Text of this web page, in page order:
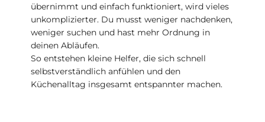
übernimmt und einfach funktioniert, wird vieles
unkomplizierter. Du musst weniger nachdenken,
weniger suchen und hast mehr Ordnung in
deinen Abläufen.
So entstehen kleine Helfer, die sich schnell
selbstverständlich anfühlen und den
Küchenalltag insgesamt entspannter machen.